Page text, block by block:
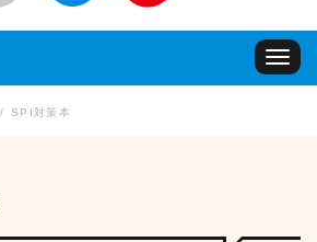
Toggle
SPI対策本